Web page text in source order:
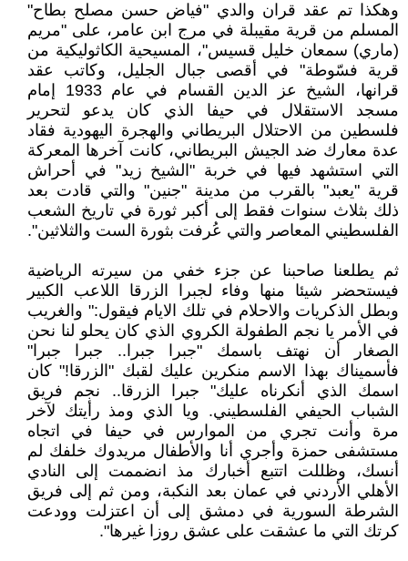
وهكذا تم عقد قران والدي "فياض حسن مصلح بطاح"
المسلم من قرية مقيبلة في مرج ابن عامر، على "مريم
(ماري) سمعان خليل قسيس"، المسيحية الكاثوليكية من
قرية فسّوطة" في أقصى جبال الجليل، وكاتب عقد
قرانها، الشيخ عز الدين القسام في عام 1933 إمام
مسجد الاستقلال في حيفا الذي كان يدعو لتحرير
فلسطين من الاحتلال البريطاني والهجرة اليهودية فقاد
عدة معارك ضد الجيش البريطاني، كانت آخرها المعركة
التي استشهد فيها في خربة "الشيخ زيد" في أحراش
قرية "يعبد" بالقرب من مدينة "جنين" والتي قادت بعد
ذلك بثلاث سنوات فقط إلى أكبر ثورة في تاريخ الشعب
الفلسطيني المعاصر والتي عُرفت بثورة الست والثلاثين".
ثم يطلعنا صاحبنا عن جزء خفي من سيرته الرياضية
فيستحضر شيئا منها وفاء لجبرا الزرقا اللاعب الكبير
وبطل الذكريات والاحلام في تلك الايام فيقول:" والغريب
في الأمر يا نجم الطفولة الكروي الذي كان يحلو لنا نحن
الصغار أن نهتف باسمك "جبرا جبرا.. جبرا جبرا"
فأسميناك بهذا الاسم منكرين عليك لقبك "الزرقا!" كان
اسمك الذي أنكرناه عليك" جبرا الزرقا.. نجم فريق
الشباب الحيفي الفلسطيني. ويا الذي ومذ رأيتك لآخر
مرة وأنت تجري من الموارس في حيفا في اتجاه
مستشفى حمزة وأجري أنا والأطفال مريدوك خلفك لم
أنسك، وظللت اتتبع أخبارك مذ انضممت إلى النادي
الأهلي الأردني في عمان بعد النكبة، ومن ثم إلى فريق
الشرطة السورية في دمشق إلى أن اعتزلت وودعت
كرتك التي ما عشقت على عشق روزا غيرها".